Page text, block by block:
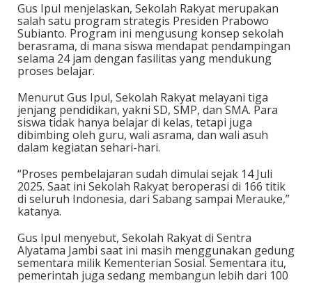
Gus Ipul menjelaskan, Sekolah Rakyat merupakan
salah satu program strategis Presiden Prabowo
Subianto. Program ini mengusung konsep sekolah
berasrama, di mana siswa mendapat pendampingan
selama 24 jam dengan fasilitas yang mendukung
proses belajar.
Menurut Gus Ipul, Sekolah Rakyat melayani tiga
jenjang pendidikan, yakni SD, SMP, dan SMA. Para
siswa tidak hanya belajar di kelas, tetapi juga
dibimbing oleh guru, wali asrama, dan wali asuh
dalam kegiatan sehari-hari.
“Proses pembelajaran sudah dimulai sejak 14 Juli
2025. Saat ini Sekolah Rakyat beroperasi di 166 titik
di seluruh Indonesia, dari Sabang sampai Merauke,”
katanya.
Gus Ipul menyebut, Sekolah Rakyat di Sentra
Alyatama Jambi saat ini masih menggunakan gedung
sementara milik Kementerian Sosial. Sementara itu,
pemerintah juga sedang membangun lebih dari 100